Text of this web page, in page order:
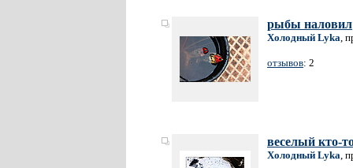
рыбы наловил
Холодный Lyka,
отзывов: 2
веселый кто-
Холодный Lyka,